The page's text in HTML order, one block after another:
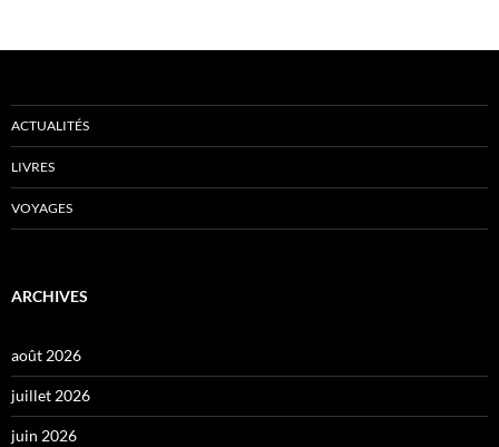
ACTUALITÉS
LIVRES
VOYAGES
ARCHIVES
août 2026
juillet 2026
juin 2026